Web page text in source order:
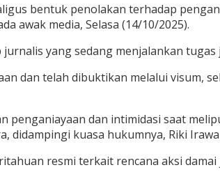
bentuk penolakan terhadap
awak media, Selasa (14/10/2025).
yang sedang menjalankan
dan telah dibuktikan melalui visum,
dan intimidasi saat
kuasa hukumnya, Riki
resmi terkait rencana aksi damai